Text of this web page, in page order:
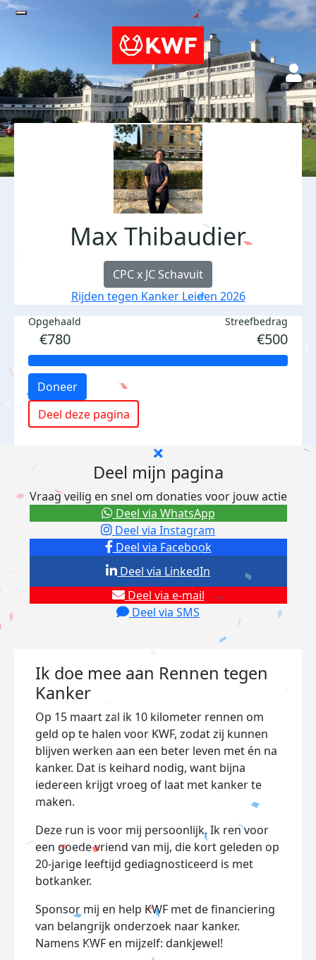
Max Thibaudier
CPC x JC Schavuit
Rijden tegen Kanker Leiden 2026
Opgehaald
€780
Streefbedrag
€500
Doneer
Deel deze pagina
Deel mijn pagina
Vraag veilig en snel om donaties voor jouw actie
Deel via Facebook
Deel via Instagram
Deel via e-mail
Deel via SMS
Deel via LinkedIn
Deel via WhatsApp
Ik doe mee aan Rennen tegen
Kanker
Op 15 maart zal ik 10 kilometer rennen om
geld op te halen voor KWF, zodat zij kunnen
blijven werken aan een beter leven met én na
kanker. Dat is keihard nodig, want bijna
iedereen krijgt vroeg of laat met kanker te
maken.
Deze run is voor mij persoonlijk. Ik ren voor
een goede vriend van mij, die kort geleden op
20-jarige leeftijd gediagnosticeerd is met
botkanker.
Sponsor mij en help KWF met de financiering
van belangrijk onderzoek naar kanker.
Namens KWF en mijzelf: dankjewel!